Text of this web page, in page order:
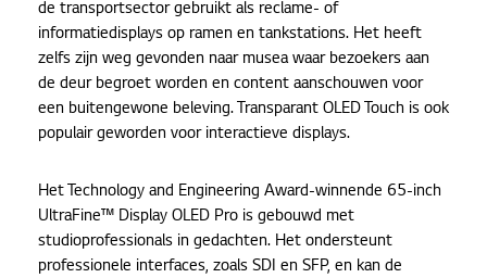
de transportsector gebruikt als reclame- of
informatiedisplays op ramen en tankstations. Het heeft
zelfs zijn weg gevonden naar musea waar bezoekers aan
de deur begroet worden en content aanschouwen voor
een buitengewone beleving. Transparant OLED Touch is ook
populair geworden voor interactieve displays.
Het Technology and Engineering Award-winnende 65-inch
UltraFine™ Display OLED Pro is gebouwd met
studioprofessionals in gedachten. Het ondersteunt
professionele interfaces, zoals SDI en SFP, en kan de